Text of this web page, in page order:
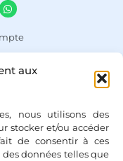
aux
nous utilisons des
stocker et/ou accéder
de consentir à ces
données telles que
Générales de
légales & Politique